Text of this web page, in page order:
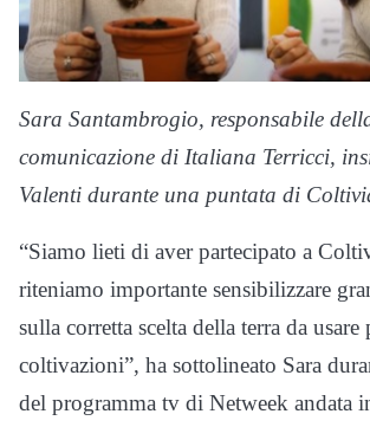
Sara Santambrogio, responsabile
comunicazione di Italiana Terricci,
Valenti durante una puntata di
“Siamo lieti di aver partecipato a
riteniamo importante sensibilizzare
sulla corretta scelta della terra da usare
coltivazioni”, ha sottolineato Sara
del programma tv di Netweek andata